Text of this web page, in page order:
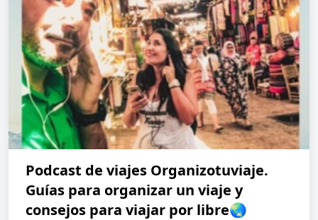
Podcast de viajes Organizotuviaje.
Guías para organizar un viaje y
consejos para viajar por libre🌏